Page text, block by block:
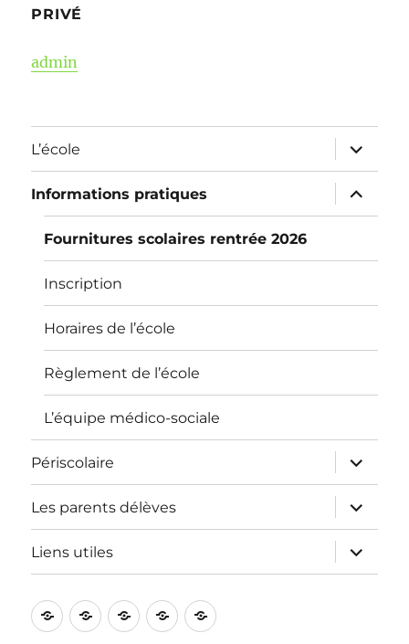
PRIVÉ
admin
L’école
ouvrir
le
sous-
menu
Informations pratiques
ouvrir
le
sous-
Fournitures scolaires rentrée 2026
Inscription
Horaires de l’école
Règlement de l’école
L’équipe médico-sociale
Périscolaire
ouvrir
le
sous-
menu
Les parents délèves
ouvrir
le
sous-
menu
Liens utiles
ouvrir
le
sous-
L’écoleInformations
Périscolaire
Les
Liens